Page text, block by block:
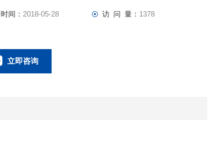
间： 2018-05-28 访 问 量： 1378
立即咨询